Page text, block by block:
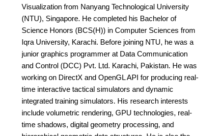
Visualization from Nanyang Technological University
(NTU), Singapore. He completed his Bachelor of
Science Honors (BCS(H)) in Computer Sciences from
Iqra University, Karachi. Before joining NTU, he was a
junior graphics programmer at Data Communication
and Control (DCC) Pvt. Ltd. Karachi, Pakistan. He was
working on DirectX and OpenGL API for producing real-
time interactive tactical simulators and dynamic
integrated training simulators. His research interests
include volumetric rendering, GPU technologies, real-
time shadows, digital geometry processing, and